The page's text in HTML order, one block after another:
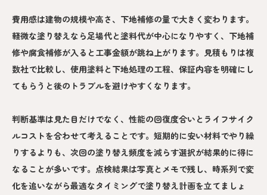
費用感は建物の規模や高さ、下地補修の量で大きく変わります。
軽微な塗り替えなら足場代と塗料代が中心になりやすく、下地補
修や腐食補修が入ると工事金額が跳ね上がります。見積もりは複
数社で比較し、使用塗料と下地処理の工程、保証内容を明確にし
てもらうと後のトラブルを避けやすくなります。
判断基準は見た目だけでなく、性能の回復度合いとライフサイク
ルコストを合わせて考えることです。短期的に安い材料でやり繰
りするよりも、次回の塗り替え頻度を減らす選択が結果的に得に
なることが多いです。点検結果は写真とメモで残し、時系列で変
化を追いながら最適なタイミングで塗り替え計画を立てましょ